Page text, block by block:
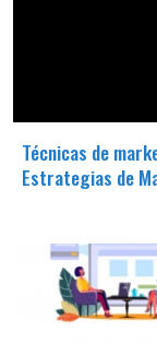
Técnicas de
Estrategias de